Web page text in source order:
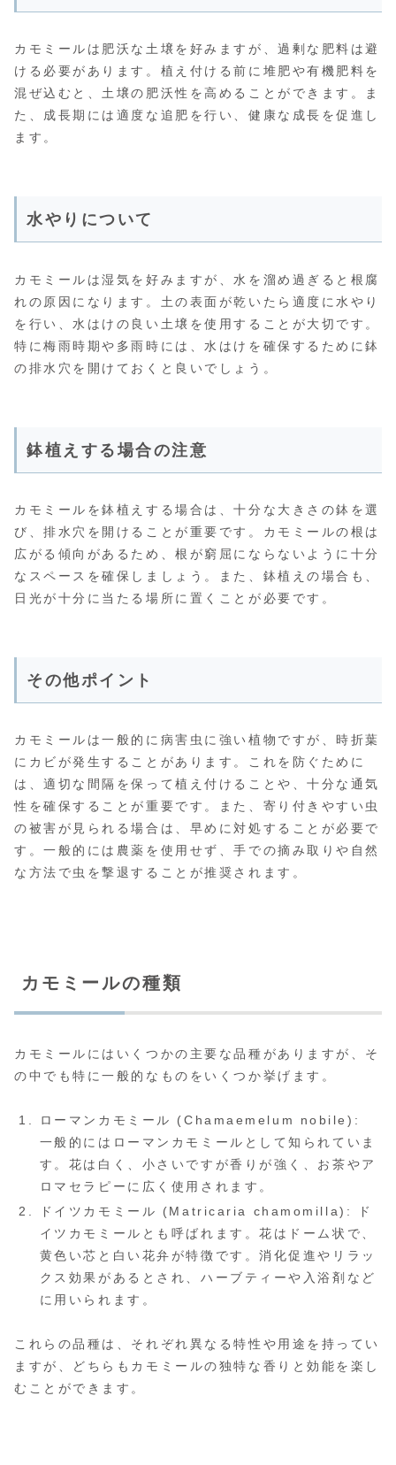
カモミールは肥沃な土壌を好みますが、過剰な肥料は避
ける必要があります。植え付ける前に堆肥や有機肥料を
混ぜ込むと、土壌の肥沃性を高めることができます。ま
た、成長期には適度な追肥を行い、健康な成長を促進し
ます。
水やりについて
カモミールは湿気を好みますが、水を溜め過ぎると根腐
れの原因になります。土の表面が乾いたら適度に水やり
を行い、水はけの良い土壌を使用することが大切です。
特に梅雨時期や多雨時には、水はけを確保するために鉢
の排水穴を開けておくと良いでしょう。
鉢植えする場合の注意
カモミールを鉢植えする場合は、十分な大きさの鉢を選
び、排水穴を開けることが重要です。カモミールの根は
広がる傾向があるため、根が窮屈にならないように十分
なスペースを確保しましょう。また、鉢植えの場合も、
日光が十分に当たる場所に置くことが必要です。
その他ポイント
カモミールは一般的に病害虫に強い植物ですが、時折葉
にカビが発生することがあります。これを防ぐために
は、適切な間隔を保って植え付けることや、十分な通気
性を確保することが重要です。また、寄り付きやすい虫
の被害が見られる場合は、早めに対処することが必要で
す。一般的には農薬を使用せず、手での摘み取りや自然
な方法で虫を撃退することが推奨されます。
カモミールの種類
カモミールにはいくつかの主要な品種がありますが、そ
の中でも特に一般的なものをいくつか挙げます。
ローマンカモミール (Chamaemelum nobile):
一般的にはローマンカモミールとして知られていま
す。花は白く、小さいですが香りが強く、お茶やア
ロマセラピーに広く使用されます。
ドイツカモミール (Matricaria chamomilla): ド
イツカモミールとも呼ばれます。花はドーム状で、
黄色い芯と白い花弁が特徴です。消化促進やリラッ
クス効果があるとされ、ハーブティーや入浴剤など
に用いられます。
これらの品種は、それぞれ異なる特性や用途を持ってい
ますが、どちらもカモミールの独特な香りと効能を楽し
むことができます。